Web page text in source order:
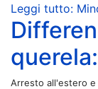
Leggi tutto:
Arresto all'estero